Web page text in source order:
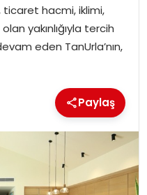
ticaret hacmi, iklimi,
yakınlığıyla tercih
eden TanUrla’nın,
Paylaş